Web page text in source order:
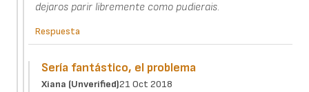
dejaros parir libremente como pudierais.
Respuesta
Sería fantástico, el problema
Xiana (unverified)21 Oct 2018